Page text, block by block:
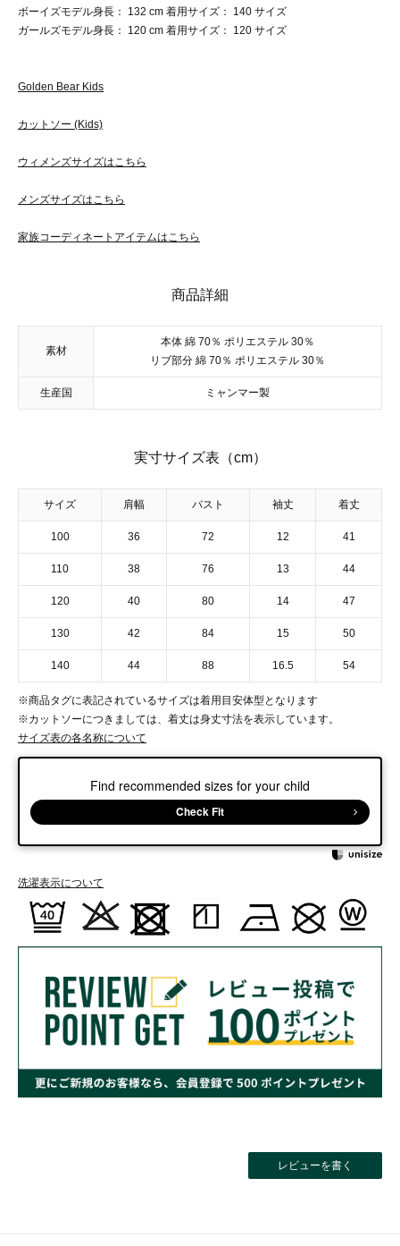
ボーイズモデル身長： 132 cm 着用サイズ： 140 サイズ
ガールズモデル身長： 120 cm 着用サイズ： 120 サイズ
Golden Bear Kids
カットソー (Kids)
ウィメンズサイズはこちら
メンズサイズはこちら
家族コーディネートアイテムはこちら
商品詳細
素材
本体 綿 70％ ポリエステル 30％
リブ部分 綿 70％ ポリエステル 30％
生産国 ミャンマー製
実寸サイズ表（cm）
サイズ 肩幅 バスト 袖丈 着丈
100 36 72 12 41
110 38 76 13 44
120 40 80 14 47
130 42 84 15 50
140 44 88 16.5 54
※商品タグに表記されているサイズは着用目安体型となります
※カットソーにつきましては、着丈は身丈寸法を表示しています。
サイズ表の各名称について
Find recommended sizes for your child
Check Fit
洗濯表示について
レビューを書く